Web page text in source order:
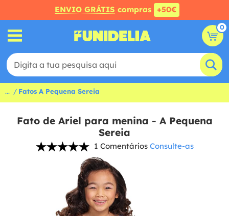
ENVIO GRÁTIS compras +50€
0
... Fatos A Pequena Sereia
Fato de Ariel para menina - A Pequena
Sereia
1 Comentários Consulte-as